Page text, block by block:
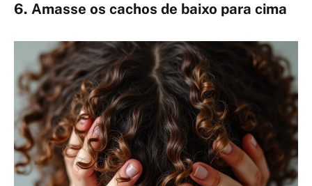
6. Amasse os cachos de baixo para cima